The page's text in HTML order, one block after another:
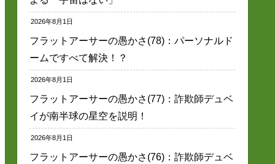
2026年8月1日
フラットアーサーの愚かさ(78)：パーソナルド
ームですべて解決！？
2026年8月1日
フラットアーサーの愚かさ(77)：詐欺師デュベ
イが南半球の星空を説明！
2026年8月1日
フラットアーサーの愚かさ(76)：詐欺師デュベ